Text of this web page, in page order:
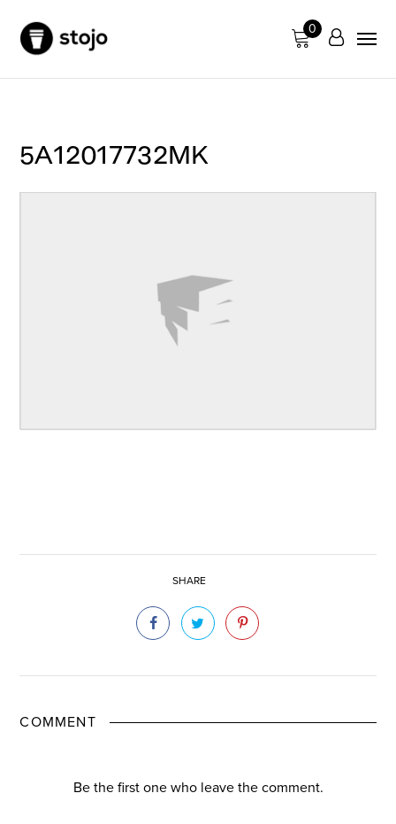
0
5A12017732MK
SHARE
COMMENT
Be the first one who leave the comment.